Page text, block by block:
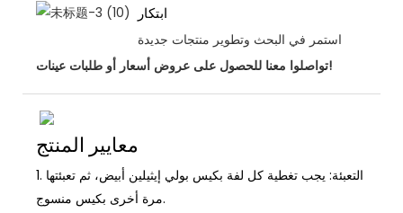
ابتكار
استمر في البحث وتطوير منتجات جديدة
تواصلوا معنا للحصول على عروض أسعار أو طلبات عينات!
معايير المنتج
1.
مرة أخرى بكيس منسوج.